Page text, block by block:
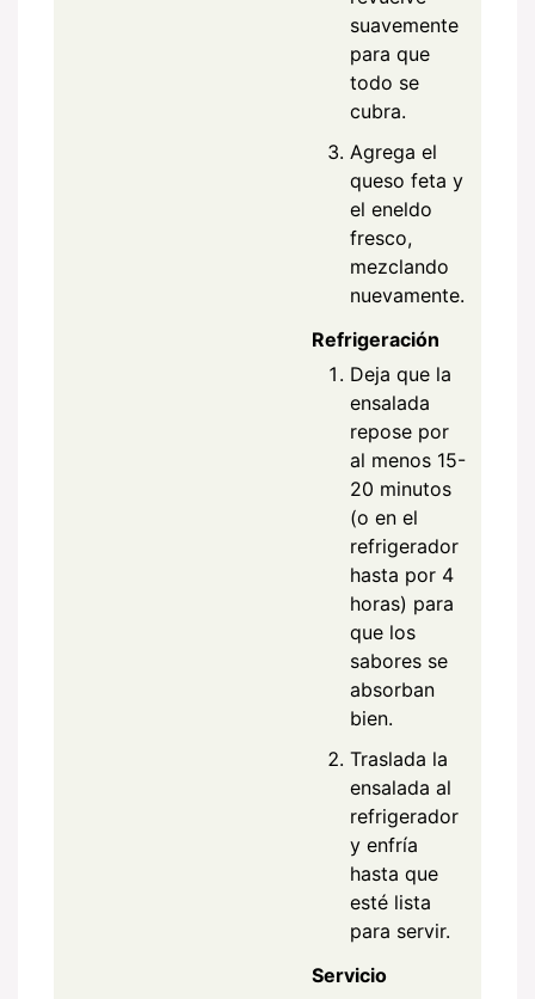
suavemente
para que
todo se
cubra.
Agrega el
queso feta y
el eneldo
fresco,
mezclando
nuevamente.
Refrigeración
Deja que la
ensalada
repose por
al menos 15-
20 minutos
(o en el
refrigerador
hasta por 4
horas) para
que los
sabores se
absorban
bien.
Traslada la
ensalada al
refrigerador
y enfría
hasta que
esté lista
para servir.
Servicio